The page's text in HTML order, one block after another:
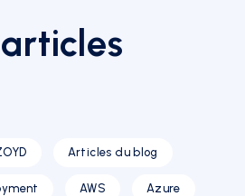
Articles du blog
AWS Azure